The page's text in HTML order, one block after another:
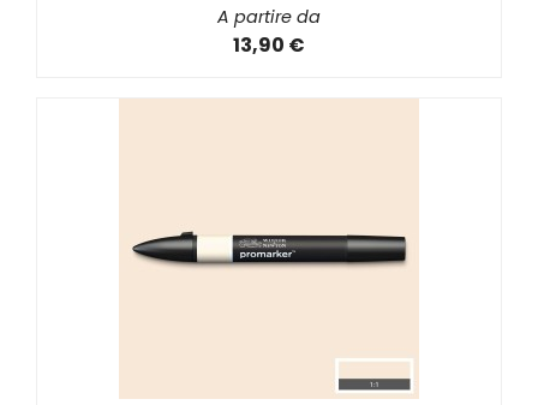
A partire da
13,90 €